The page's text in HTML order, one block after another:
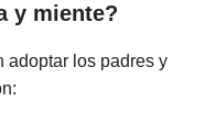
y miente?
adoptar los padres y